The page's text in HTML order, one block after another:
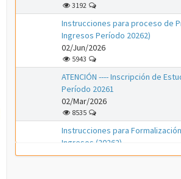
3192
Instrucciones para proceso de
Ingresos Período 20262)
02/Jun/2026
5943
ATENCIÓN ---- Inscripción de
Período 20261
02/Mar/2026
8535
Instrucciones para
Ingresos (20262)
01/Mar/2026